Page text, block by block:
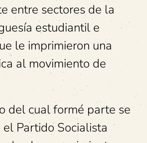
entre sectores de la
estudiantil e
le imprimieron una
al movimiento de
del cual formé parte se
Partido Socialista